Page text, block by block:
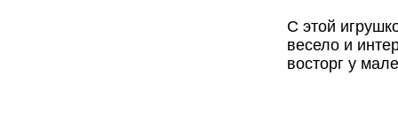
C этой
весело и
восторг у